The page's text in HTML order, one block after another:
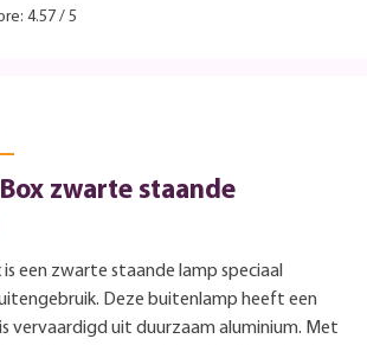
4.57 / 5
zwarte staande
is een zwarte staande lamp speciaal
Deze buitenlamp heeft een
vervaardigd uit duurzaam aluminium. Met